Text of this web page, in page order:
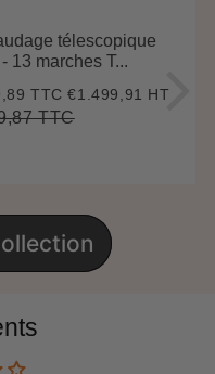
télescopique
13 marches T...
TTC€1.799,89
€1.499,91 HT
TTC€2.099,87